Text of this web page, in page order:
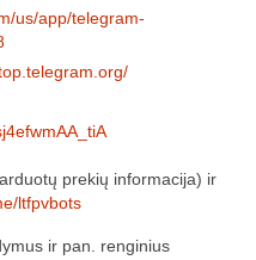
dažnių lentelė
us/app/telegram-
prekių informacija) ir
ltfpvbots
ir pan. renginius